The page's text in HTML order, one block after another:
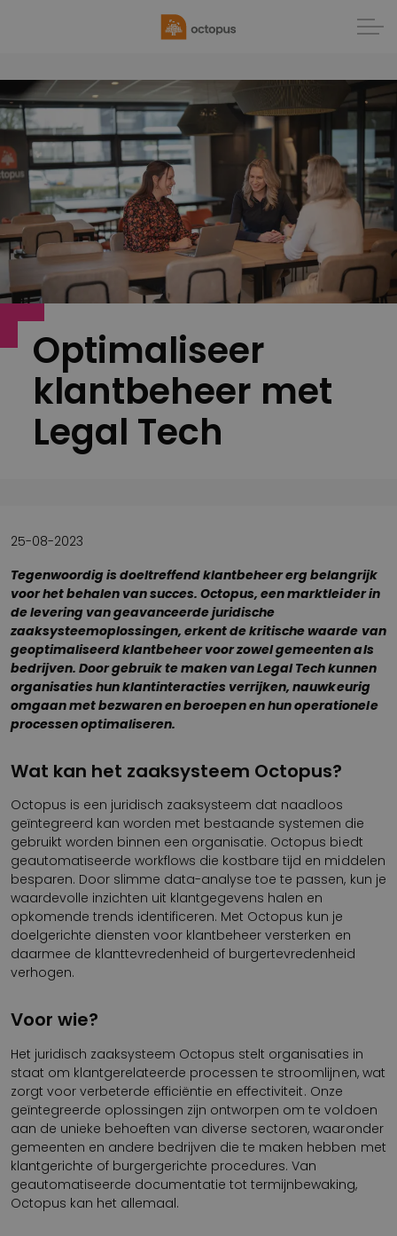
Optimaliseer
klantbeheer met
Legal Tech
25-08-2023
Tegenwoordig is doeltreffend klantbeheer erg belangrijk
voor het behalen van succes. Octopus, een marktleider in
de levering van geavanceerde juridische
zaaksysteemoplossingen, erkent de kritische waarde van
geoptimaliseerd klantbeheer voor zowel gemeenten als
bedrijven. Door gebruik te maken van Legal Tech kunnen
organisaties hun klantinteracties verrijken, nauwkeurig
omgaan met bezwaren en beroepen en hun operationele
processen optimaliseren.
Wat kan het zaaksysteem Octopus?
Octopus is een juridisch zaaksysteem dat naadloos
geïntegreerd kan worden met bestaande systemen die
gebruikt worden binnen een organisatie. Octopus biedt
geautomatiseerde workflows die kostbare tijd en middelen
besparen. Door slimme data-analyse toe te passen, kun je
waardevolle inzichten uit klantgegevens halen en
opkomende trends identificeren. Met Octopus kun je
doelgerichte diensten voor klantbeheer versterken en
daarmee de klanttevredenheid of burgertevredenheid
verhogen.
Voor wie?
Het juridisch zaaksysteem Octopus stelt organisaties in
staat om klantgerelateerde processen te stroomlijnen, wat
zorgt voor verbeterde efficiëntie en effectiviteit. Onze
geïntegreerde oplossingen zijn ontworpen om te voldoen
aan de unieke behoeften van diverse sectoren, waaronder
gemeenten en andere bedrijven die te maken hebben met
klantgerichte of burgergerichte procedures. Van
geautomatiseerde documentatie tot termijnbewaking,
Octopus kan het allemaal.